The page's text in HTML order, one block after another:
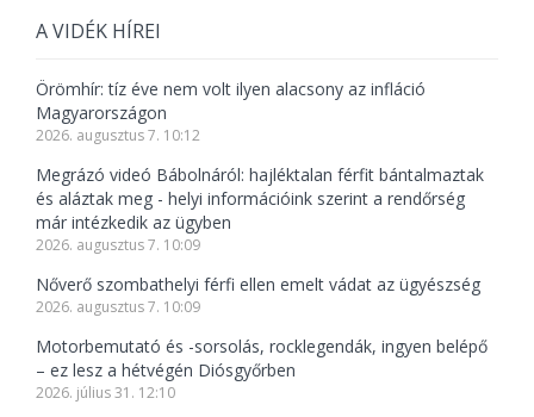
A VIDÉK HÍREI
Örömhír: tíz éve nem volt ilyen alacsony az infláció
Magyarországon
2026. augusztus 7. 10:12
Megrázó videó Bábolnáról: hajléktalan férfit bántalmaztak
és aláztak meg - helyi információink szerint a rendőrség
már intézkedik az ügyben
2026. augusztus 7. 10:09
Nőverő szombathelyi férfi ellen emelt vádat az ügyészség
2026. augusztus 7. 10:09
Motorbemutató és -sorsolás, rocklegendák, ingyen belépő
– ez lesz a hétvégén Diósgyőrben
2026. július 31. 12:10